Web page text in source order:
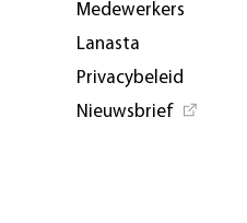
Medewerkers
Lanasta
Privacybeleid
Nieuwsbrief